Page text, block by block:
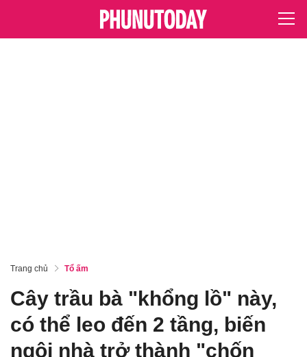
Trang chủ Tổ ấm
Cây trầu bà "khổng lồ" này,
có thể leo đến 2 tầng, biến
ngôi nhà trở thành "chốn